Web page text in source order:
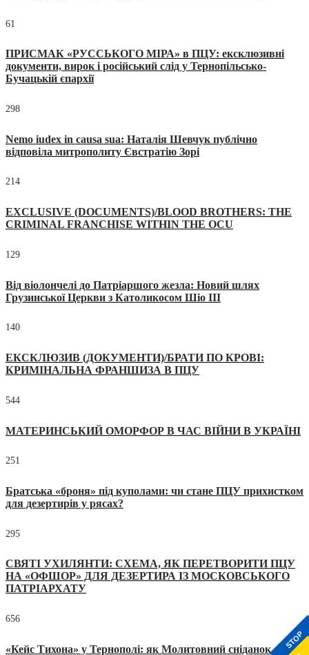
STOP
61
ПРИСМАК «РУССЬКОГО МІРА» в ПЦУ: ексклюзивні
документи, вирок і російський слід у Тернопільсько-
Бучацькій єпархії
298
Nemo iudex in causa sua: Наталія Шевчук публічно
відповіла митрополиту Євстратію Зорі
214
EXCLUSIVE (DOCUMENTS)/BLOOD BROTHERS: THE
CRIMINAL FRANCHISE WITHIN THE OCU
129
Від віолончелі до Патріаршого жезла: Новий шлях
Грузинської Церкви з Католикосом Шіо III
140
ЕКСКЛЮЗИВ (ДОКУМЕНТИ)/БРАТИ ПО КРОВІ:
КРИМІНАЛЬНА ФРАНШИЗА В ПЦУ
544
МАТЕРИНСЬКИЙ ОМОРФОР В ЧАС ВІЙНИ В УКРАЇНІ
251
Братська «броня» під куполами: чи стане ПЦУ прихистком
для дезертирів у рясах?
295
СВЯТІ УХИЛЯНТИ: СХЕМА, ЯК ПЕРЕТВОРИТИ ПЦУ
НА «ОФШОР» ДЛЯ ДЕЗЕРТИРА ІЗ МОСКОВСЬКОГО
ПАТРІАРХАТУ
656
«Кейс Тихона» у Тернополі: як Молитовний сніданок